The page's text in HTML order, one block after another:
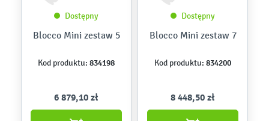
Dostępny
Blocco Mini zestaw 5
Kod produktu: 834198
6 879,10 zł
Dostępny
Blocco Mini zestaw 7
Kod produktu: 834200
8 448,50 zł